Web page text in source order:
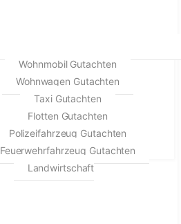
Wohnmobil Gutachten
Wohnwagen Gutachten
Taxi Gutachten
Flotten Gutachten
Polizeifahrzeug Gutachten
Feuerwehrfahrzeug Gutachten
Landwirtschaft